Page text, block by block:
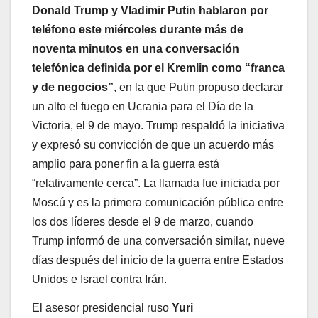
Donald Trump y Vladimir Putin hablaron por
teléfono este miércoles durante más de
noventa minutos en una conversación
telefónica definida por el Kremlin como “franca
y de negocios”, en la que Putin propuso declarar
un alto el fuego en Ucrania para el Día de la
Victoria, el 9 de mayo. Trump respaldó la iniciativa
y expresó su convicción de que un acuerdo más
amplio para poner fin a la guerra está
“relativamente cerca”. La llamada fue iniciada por
Moscú y es la primera comunicación pública entre
los dos líderes desde el 9 de marzo, cuando
Trump informó de una conversación similar, nueve
días después del inicio de la guerra entre Estados
Unidos e Israel contra Irán.
El asesor presidencial ruso Yuri